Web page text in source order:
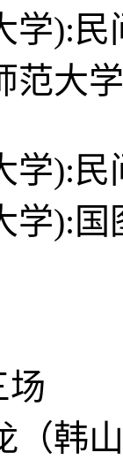
学):
范大
学):
学):
场
（韩